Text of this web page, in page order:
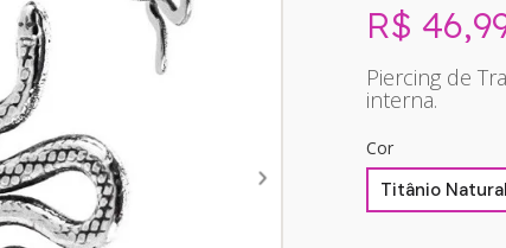
R$
Piercing de
interna.
Cor
Titânio Natural